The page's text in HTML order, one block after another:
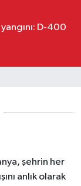
D-400
şehrin her
anlık olarak